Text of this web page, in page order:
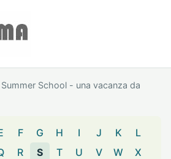
Summer School - una vacanza da
F G H I J K
L
R S T U V W
X